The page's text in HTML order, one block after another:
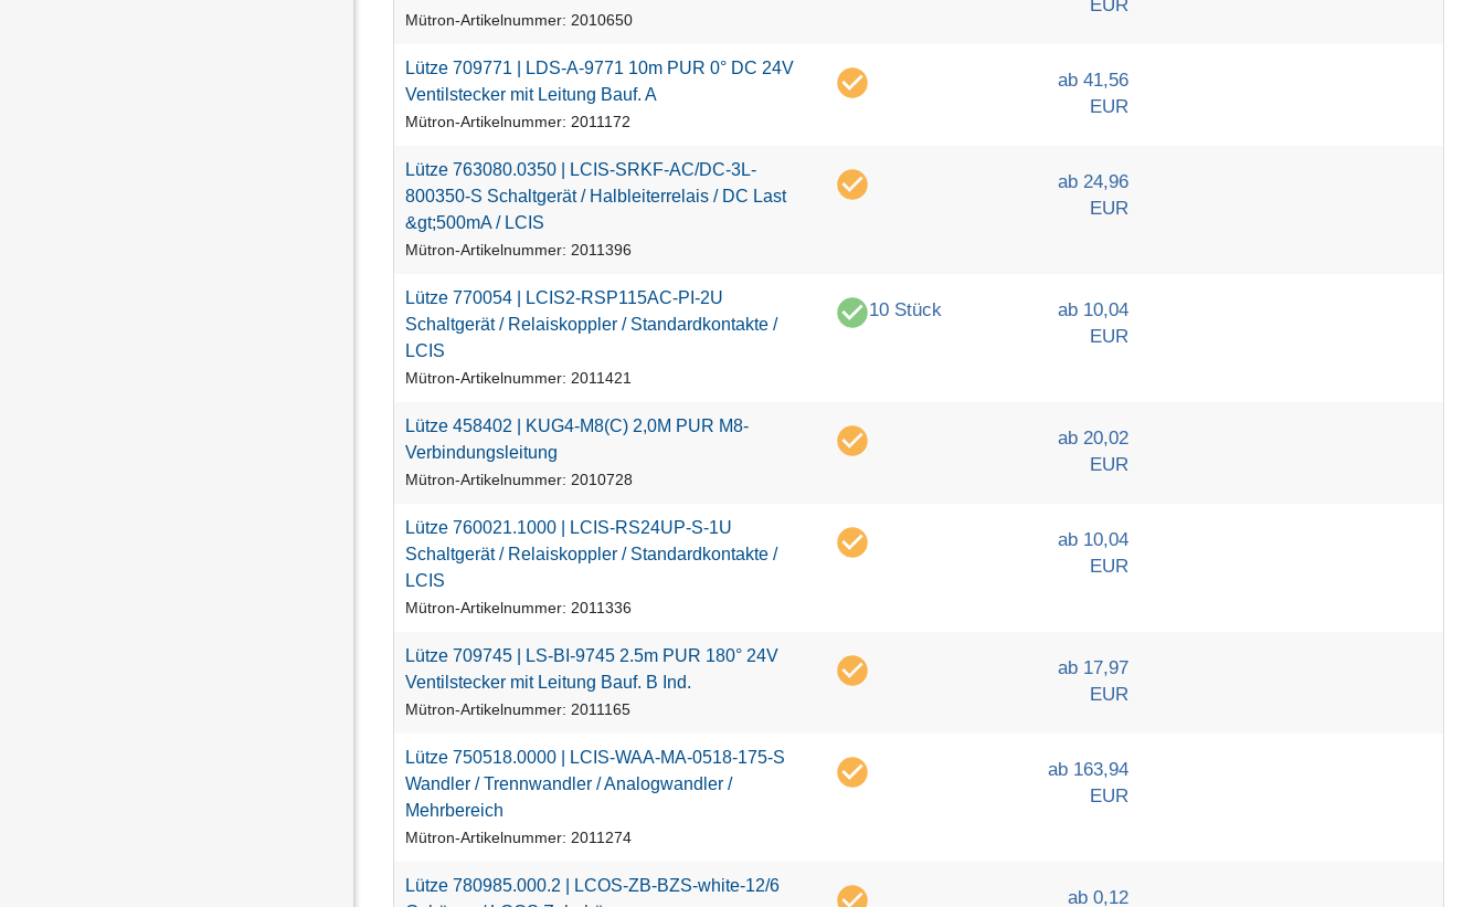
Mütron-Artikelnummer: 2010650
EUR
Lütze 709771 LDS-A-9771 10m PUR 0° DC 24V
Venti stecker mit Leitung Bauf. A
Mütron-Artikelnummer: 2011172
ab 41,56
EUR
Lütze 763080.0350 LC S-SRKF-AC/DC-3L-
800350-S Scha tgerät / Ha bl eiterrel ais / DC Last
&gt;500mA / LC S
Mütron-Artikelnummer: 2011396
ab 24,96
EUR
Lütze 770054 LC S2-RSP115AC-P -2U
Scha tgerät / Rel aiskoppl er / Standard kontakte /
LC S
Mütron-Artikelnummer: 2011421
10 Stück
ab 10,04
EUR
Lütze 458402 KUG4-M8(C) 2,0M PUR M8-
Verbindungsl eitung
Mütron-Artikelnummer: 2010728
ab 20,02
EUR
Lütze 760021.1000 LC S-RS24UP-S-1U
Scha tgerät / Rel aiskoppl er / Standard kontakte /
LC S
Mütron-Artikelnummer: 2011336
ab 10,04
EUR
Lütze 709745 LS-B -9745 2.5m PUR 180° 24V
Venti stecker mit Leitung Bauf. B nd.
Mütron-Artikelnummer: 2011165
ab 17,97
EUR
Lütze 750518.0000 LC S-WAA-MA-0518-175-S
Wand er / Trennwand er /Ana ogwand er /
Mehrbereich
Mütron-Artikelnummer: 2011274
ab 163,94
EUR
Lütze 780985.000.2 LCOS-ZB-BZS-white-12/6
ab 0,12